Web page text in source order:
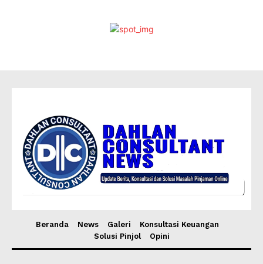
Beranda News Galeri
Konsultasi Keuangan
Solusi Pinjol
Opini